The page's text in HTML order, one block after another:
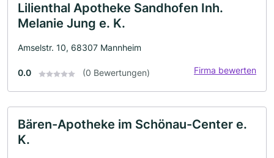
Lilienthal Apotheke Sandhofen Inh.
Melanie Jung e. K.
Amselstr. 10, 68307 Mannheim
0.0 (0 Bewertungen) Firma bewerten
Bären-Apotheke im Schönau-Center e.
K.